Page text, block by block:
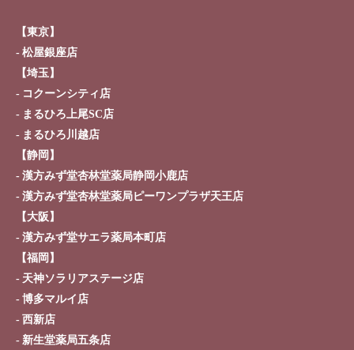
【東京】
松屋銀座店
【埼玉】
コクーンシティ店
まるひろ上尾SC店
まるひろ川越店
【静岡】
漢方みず堂杏林堂薬局静岡小鹿店
漢方みず堂杏林堂薬局ピーワンプラザ天王店
【大阪】
漢方みず堂サエラ薬局本町店
【福岡】
天神ソラリアステージ店
博多マルイ店
西新店
新生堂薬局五条店